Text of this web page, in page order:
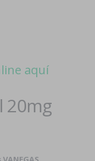
aquí
20mg